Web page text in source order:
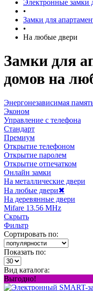
Электронные замки
•
Замки для
•
На любые двери
Замки для
домов на
Энергонезависимая
Эконом
Управление с телефона
Стандарт
Премиум
Открытие телефоном
Открытие паролем
Открытие отпечатком
Онлайн замки
На металлические двери
На любые двери✖
На деревянные двери
Mifare 13.56 MHz
Скрыть
Фильтр
Сортировать по:
Показать по:
Вид каталога:
Выгодно!